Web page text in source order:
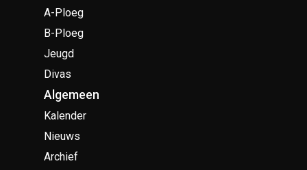
A-Ploeg
B-Ploeg
Jeugd
Divas
Algemeen
Kalender
Nieuws
Archief